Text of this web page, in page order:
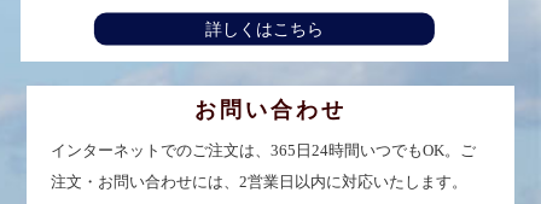
詳しくはこちら
お問い合わせ
インターネットでのご注文は、365日24時間いつでもOK。ご
注文・お問い合わせには、2営業日以内に対応いたします。